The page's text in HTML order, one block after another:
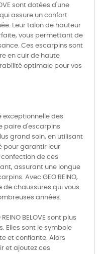
sont dotées d'une
assure un confort
Leur talon de hauteur
vous permettant de
Ces escarpins sont
en cuir de haute
optimale pour vos
exceptionnelle des
paire d'escarpins
grand soin, en utilisant
pour garantir leur
de ces
assurant une longue
Avec GEO REINO,
de chaussures qui vous
années.
BELOVE sont plus
Elles sont le symbole
et confiante. Alors
et ajoutez ces